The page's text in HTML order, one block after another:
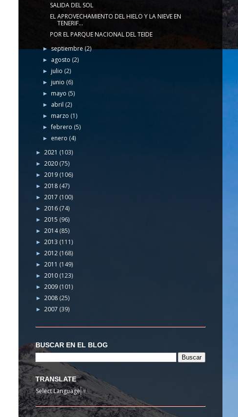
SALIDA DEL SOL
EL APROVECHAMIENTO DEL HIELO Y LA NIEVE EN
TENERIF...
POR EL PARQUE NACIONAL DEL TEIDE
►septiembre(2)
► agosto (2)
►julio (2)
►junio (6)
►mayo (5)
► abril (2)
►marzo (1)
►febrero (5)
► enero (4)
► 2021 (103)
► 2020 (75)
► 2019 (106)
► 2018 (47)
► 2017 (100)
► 2016 (74)
► 2015 (96)
► 2014(85)
► 2013 (111)
► 2012 (168)
► 2011 (149)
► 2010 (123)
► 2009 (101)
► 2008 (25)
► 2007 (39)
BUSCAR EN EL BLOG
TRANSLATE
Select Language▼